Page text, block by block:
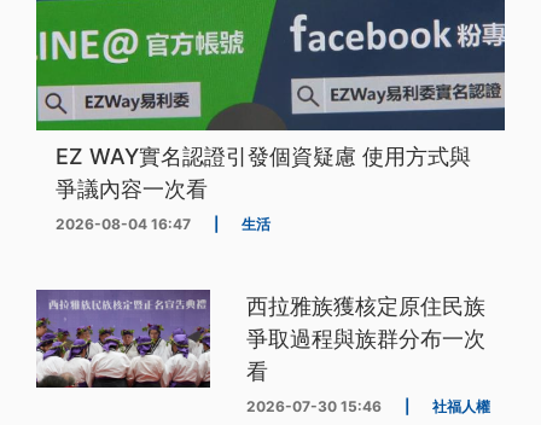
EZ WAY實名認證引發個資疑慮 使用方式與
爭議內容一次看
2026-08-04 16:47 生活
西拉雅族獲核定原住民族
爭取過程與族群分布一次
看
2026-07-30 15:46 社福人權